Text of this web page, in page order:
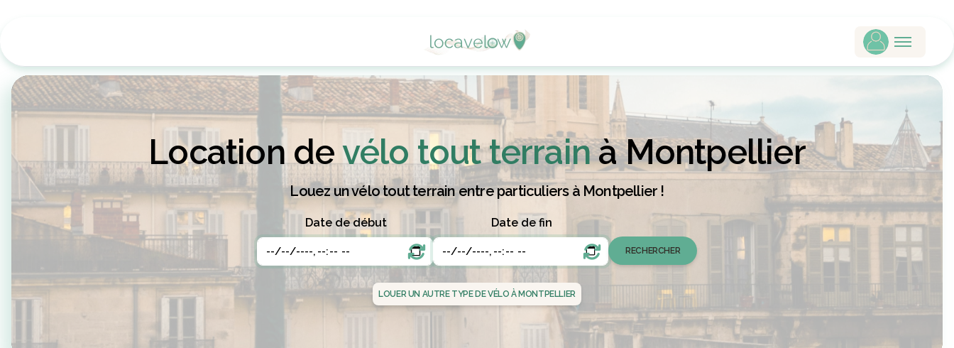
Location devélo tout terrainà Montpellier
Louez un vélo tout terrain entre particuliers à Montpellier !
Date de début Date de fin
LOUER UN AUTRE TYPE DE VÉLO À MONTPELLIER